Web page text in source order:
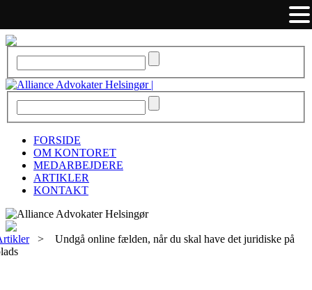
FORSIDE
OM KONTORET
MEDARBEJDERE
ARTIKLER
KONTAKT
> Undgå online fælden, når du skal have det juridiske på